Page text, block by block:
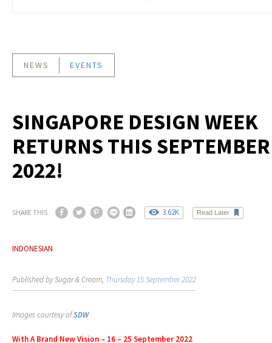
NEWS EVENTS
SINGAPORE DESIGN WEEK
RETURNS THIS SEPTEMBER
2022!
SHARE THIS 3.62K Read Later
INDONESIAN
Published by Sugar & Cream, Thursday 15 September 2022
Images courtesy ofSDW
With A Brand New Vision – 16 – 25 September 2022